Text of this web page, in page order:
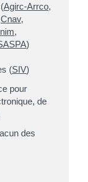
Agirc-Arrco,
Cnav,
,
)
(SIV)
pour
de
des